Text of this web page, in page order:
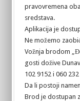
pravovremena
sredstava.
Aplikacija je
Ne možemo
Vožnja brodom
gosti dožive
102 9152 i 060
Da li postoji
Brod je dostupan